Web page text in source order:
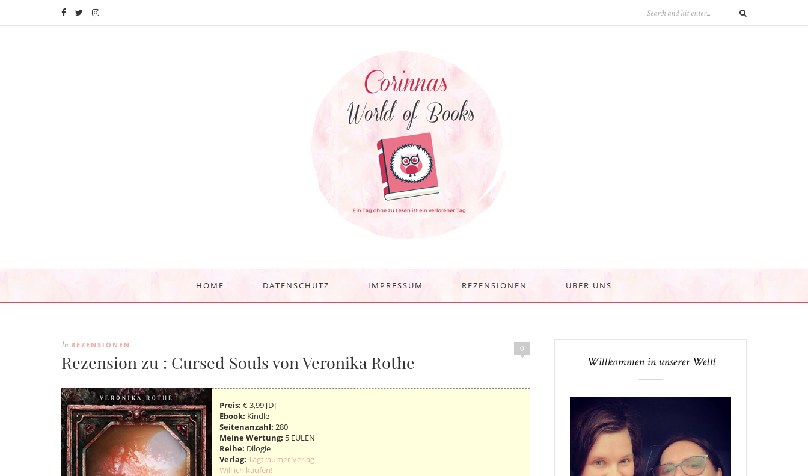
HOME DATENSCHUTZ IMPRESSUM REZENSIONEN ÜBER UNS
0
In REZENSIONEN
Rezension zu : Cursed Souls von Veronika Rothe
Preis: € 3,99 [D]
Ebook: Kindle
Seitenanzahl: 280
Meine Wertung: 5 EULEN
Reihe: Dilogie
Verlag: Tagträumer Verlag
Will ich kaufen!
Willkommen in unserer Welt!